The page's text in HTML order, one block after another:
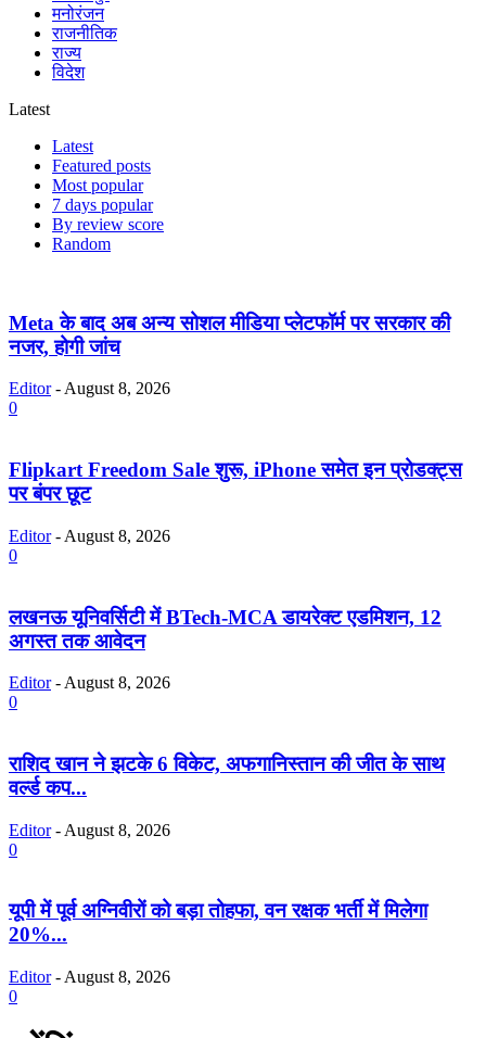
मनोरंजन
राजनीतिक
राज्य
विदेश
Latest
Latest
Featured posts
Most popular
7 days popular
By review score
Random
Meta के बाद अब अन्य सोशल मीडिया प्लेटफॉर्म पर सरकार की
नजर, होगी जांच
Editor -August 8, 2026
0
Flipkart Freedom Sale शुरू, iPhone समेत इन प्रोडक्ट्स
पर बंपर छूट
Editor - August 8, 2026
0
लखनऊ यूनिवर्सिटी में BTech-MCA डायरेक्ट एडमिशन, 12
अगस्त तक आवेदन
Editor - August 8, 2026
0
राशिद खान ने झटके 6 विकेट, अफगानिस्तान की जीत के साथ
वर्ल्ड कप...
Editor - August 8, 2026
0
यूपी में पूर्व अग्निवीरों को बड़ा तोहफा, वन रक्षक भर्ती में मिलेगा
20%...
Editor - August 8, 2026
0